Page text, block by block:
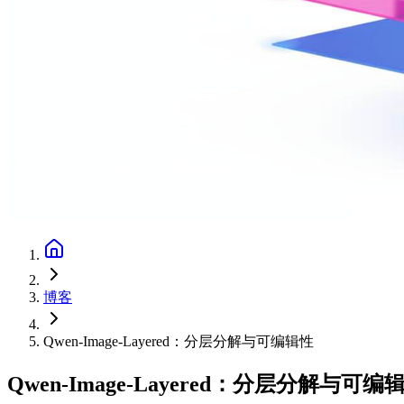
博客
Qwen-Image-Layered：分层分解与可编辑性
Qwen-Image-Layered：分层分解与可编